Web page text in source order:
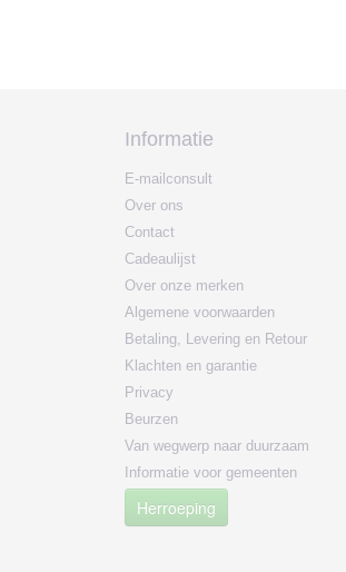
Informatie
E-mailconsult
Over ons
Contact
Cadeaulijst
Over onze merken
Algemene voorwaarden
Betaling, Levering en Retour
Klachten en garantie
Privacy
Beurzen
Van wegwerp naar duurzaam
Informatie voor gemeenten
Herroeping